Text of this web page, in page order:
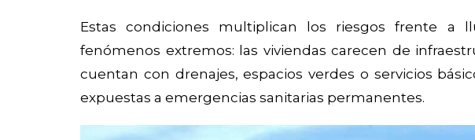
Estas condiciones multiplican los riesgos frente a
fenómenos extremos: las viviendas carecen de
cuentan con drenajes, espacios verdes o servicios
expuestas a emergencias sanitarias permanentes.